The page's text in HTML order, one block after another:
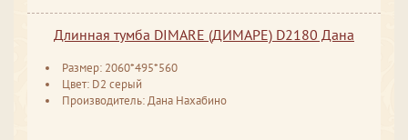
Длинная тумба DIMARE (ДИМАРЕ) D2180 Дана
Размер: 2060*495*560
Цвет: D2 серый
Производитель: Дана Нахабино